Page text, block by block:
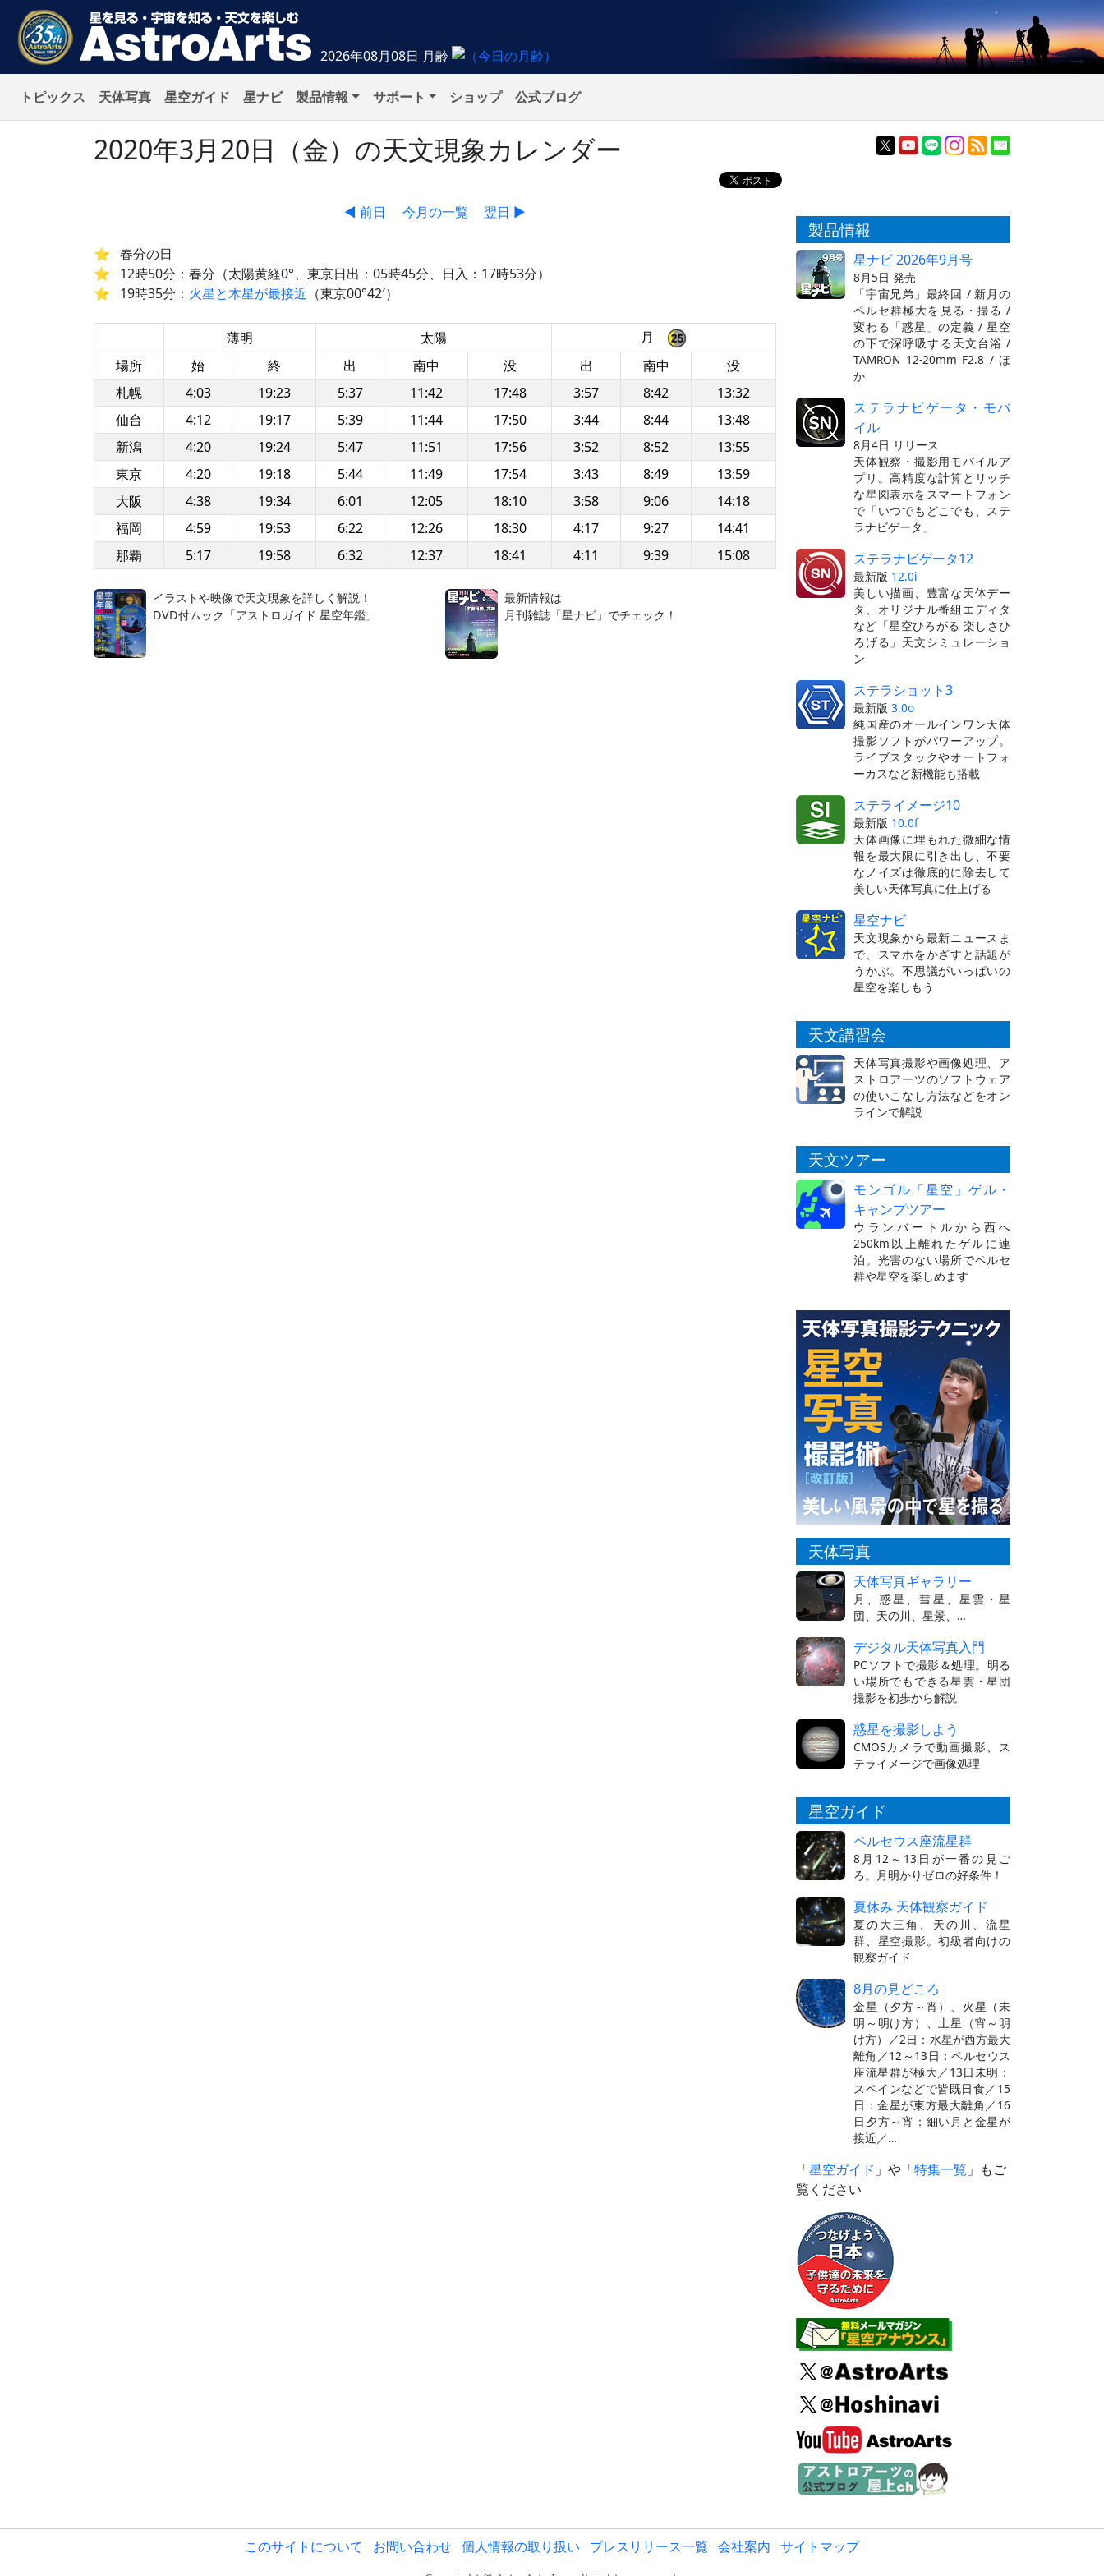
2026年08月08日 月齢
トピックス 天体写真 星空ガイド 星ナビ 製品情報 サポート ショップ 公式ブログ
2020年3月20日（金）の天文現象カレンダー
◀ 前日 今月の一覧 翌日 ▶
春分の日
12時50分：春分（太陽黄経0°、東京日出：05時45分、日入：17時53分）
19時35分： 火星と木星が最接近 （東京00°42′）
薄明 太陽
月
場所
始 終 出 南中 没 出 南中
没
札幌
4:03 19:23 5:37 11:42 17:48 3:57 8:42
13:32
仙台
4:12 19:17 5:39 11:44 17:50 3:44 8:44
13:48
新潟
4:20 19:24 5:47 11:51 17:56 3:52 8:52
13:55
東京
4:20 19:18 5:44 11:49 17:54 3:43 8:49
13:59
大阪
4:38 19:34 6:01 12:05 18:10 3:58 9:06
14:18
福岡
4:59 19:53 6:22 12:26 18:30 4:17 9:27
14:41
那覇
5:17 19:58 6:32 12:37 18:41 4:11 9:39 15:08
イラストや映像で天文現象を詳しく解説！
DVD付ムック「アストロガイド 星空年鑑」
最新情報は
月刊雑誌「星ナビ」でチェック！
製品情報
星ナビ 2026年9月号
8月5日 発売
「宇宙兄弟」最終回 / 新月の
ペルセ群極大を見る・撮る /
変わる「惑星」の定義 / 星空
の下で深呼吸する天文台浴 /
TAMRON 12-20mm F2.8 / ほ
か
ステラナビゲータ・モバ
イル
8月4日 リリース
天体観察・撮影用モバイルア
プリ。高精度な計算とリッチ
な星図表示をスマートフォン
で「いつでもどこでも、ステ
ラナビゲータ」
ステラナビゲータ12
最新版 12.0i
美しい描画、豊富な天体デー
タ、オリジナル番組エディタ
など「星空ひろがる 楽しさひ
ろげる」天文シミュレーショ
ン
ステラショット3
最新版 3.0o
純国産のオールインワン天体
撮影ソフトがパワーアップ。
ライブスタックやオートフォ
ーカスなど新機能も搭載
ステライメージ10
最新版 10.0f
天体画像に埋もれた微細な情
報を最大限に引き出し、不要
なノイズは徹底的に除去して
美しい天体写真に仕上げる
星空ナビ
天文現象から最新ニュースま
で、スマホをかざすと話題が
うかぶ。不思議がいっぱいの
星空を楽しもう
天文講習会
天体写真撮影や画像処理、ア
ストロアーツのソフトウェア
の使いこなし方法などをオン
ラインで解説
天文ツアー
モンゴル「星空」ゲル・
キャンプツアー
ウランバートルから西へ
250km以上離れたゲルに連
泊。光害のない場所でペルセ
群や星空を楽しめます
天体写真
天体写真ギャラリー
月、惑星、彗星、星雲・星
団、天の川、星景、…
デジタル天体写真入門
PCソフトで撮影＆処理。明る
い場所でもできる星雲・星団
撮影を初歩から解説
惑星を撮影しよう
CMOSカメラで動画撮影、ス
テライメージで画像処理
星空ガイド
ペルセウス座流星群
8月12～13日が一番の見ご
ろ。月明かりゼロの好条件！
夏休み 天体観察ガイド
夏の大三角、天の川、流星
群、星空撮影。初級者向けの
観察ガイド
8月の見どころ
金星（夕方～宵）、火星（未
明～明け方）、土星（宵～明
け方）／2日：水星が西方最大
離角／12～13日：ペルセウス
座流星群が極大／13日未明：
スペインなどで皆既日食／15
日：金星が東方最大離角／16
日夕方～宵：細い月と金星が
接近／…
「星空ガイド 」や「特集一覧 」もご
覧ください
このサイトについて お問い合わせ 個人情報の取り扱い プレスリリース一覧 会社案内 サイトマップ